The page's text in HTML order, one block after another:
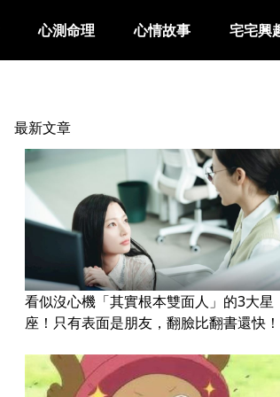
心測命理 心情故事 宅宅興
最新文章
看似沒心機「其實根本雙面人」的3大星
座！只有表面是朋友，翻臉比翻書還快！